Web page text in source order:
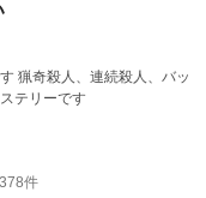
たはずの思い～エピロー
た。話数も増やしていま
ーに変更しています。
猟奇殺人、連続殺人、バッ
テリーです
件